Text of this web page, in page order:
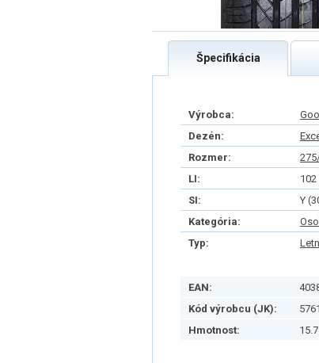
Špecifikácia
Výrobca:
Dezén:
Rozmer:
LI:
SI:
Y
Kategória:
Typ:
EAN:
Kód výrobcu (JK):
Hmotnost: